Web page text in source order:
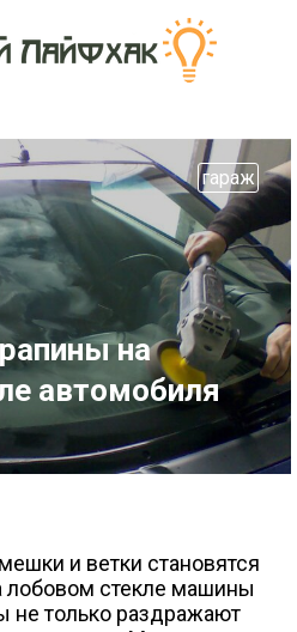
гараж
на
автомобиля
и ветки становятся
лобовом стекле машины
не только раздражают